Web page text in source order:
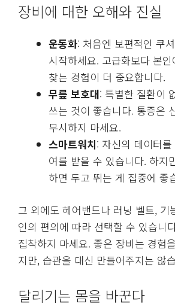
장비에 대한 오해와 진실
운동화: 처음엔 보편적인 쿠
시작하세요. 고급화보다 본
찾는 경험이 더 중요합니다.
무릎 보호대: 특별한 질환이
쓰는 것이 좋습니다. 통증은
무시하지 마세요.
스마트워치: 자신의 데이터
여를 받을 수 있습니다. 하지
하면 두고 뛰는 게 집중에 좋
그 외에도 헤어밴드나 러닝 벨트, 기
인의 편의에 따라 선택할 수 있습니
집착하지 마세요. 좋은 장비는 경험
지만, 습관을 대신 만들어주지는 않
달리기는 몸을 바꾼다